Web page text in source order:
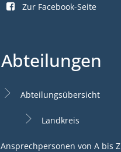
Zur Facebook-Seite
Abteilungen
Abteilungsübersicht
Landkreis
Ansprechpersonen von A bis Z